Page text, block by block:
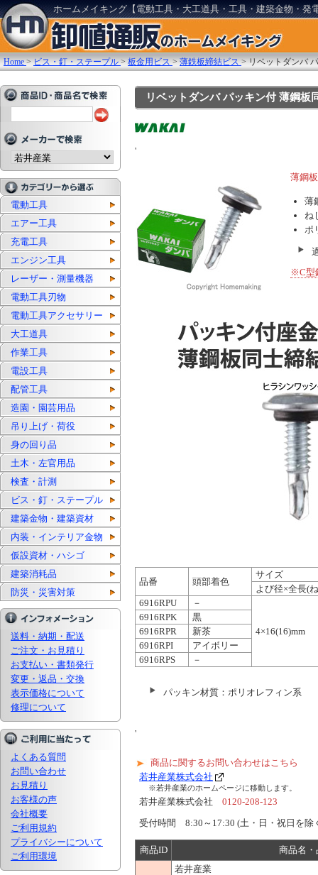
ホームメイキング【電動工具・大工道具・工具・建築金物・発
Home >ビス・釘・ステープル >板金用ビス >薄鉄板締結ビス >リベットダンバ
電動工具
エアー工具
充電工具
エンジン工具
レーザー・測量機器
電動工具刃物
電動工具アクセサリー
大工道具
作業工具
電設工具
配管工具
造園・園芸用品
吊り上げ・荷役
身の回り品
土木・左官用品
検査・計測
ビス・釘・ステープル
建築金物・建築資材
内装・インテリア金物
仮設資材・ハシゴ
建築消耗品
防災・災害対策
送料・納期・配送
ご注文・お見積り
お支払い・書類発行
変更・返品・交換
表示価格について
修理について
よくある質問
お問い合わせ
お見積り
お客様の声
会社概要
ご利用規約
プライバシーについて
ご利用環境
リベットダンバ パッキン付 薄鋼
'
薄鋼
薄
ね
ポ
※C型
品番 頭部着色
サイズ
よび径×全長(
6916RPU
－
4×16(16)mm
6916RPK
黒
6916RPR
新茶
6916RPI
アイボリー
6916RPS
－
パッキン材質：ポリオレフィン系
'
商品に関するお問い合わせはこちら
若井産業株式会社
※若井産業のホームページに移動します。
若井産業株式会社 0120-208-123
受付時間 8:30～17:30 (土・日・祝日を除
商品ID 商品名・
若井産業